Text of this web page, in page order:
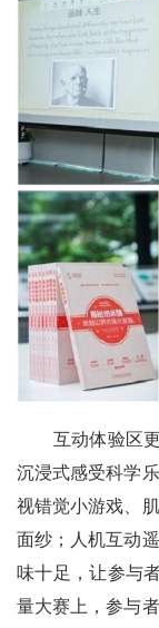
互动体验区更
沉浸式感受科学
视错觉小游戏、
面纱；人机互动
味十足，让参与
量大赛上，参与